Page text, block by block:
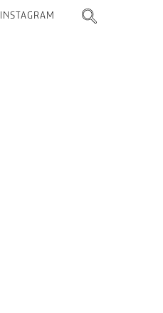
INSTAGRAM